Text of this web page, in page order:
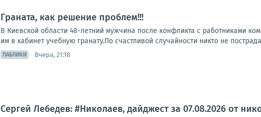
Граната, как решение проблем!!!
В Киевской области 48-летний мужчина после конфликта с работниками
им в кабинет учебную гранату.По счастливой случайности никто не
ПАБЛИКИ Вчера, 21:18
Сергей Лебедев: #Николаев, дайджест за 07.08.2026 от